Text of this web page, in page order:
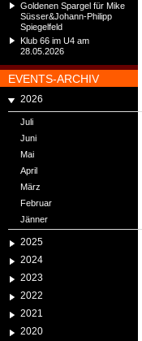
Goldenen Spargel für Mike
Süsser&Johann-Philipp
Spiegelfeld
Klub 66 im U4 am
28.05.2026
EVENTS-ARCHIV
2026
Juli
Juni
Mai
April
März
Februar
Jänner
2025
2024
2023
2022
2021
2020